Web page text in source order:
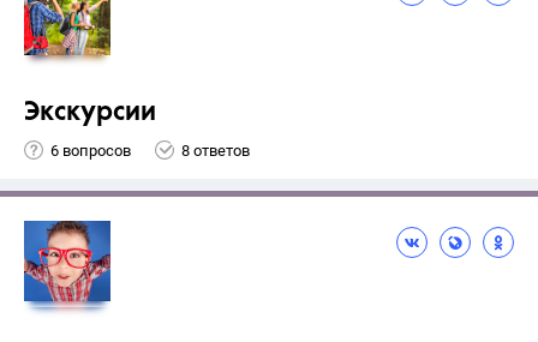
Экскурсии
6 вопросов 8 ответов